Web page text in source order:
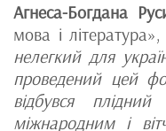
Агнеса-Богдана
мова і
нелегкий для
проведений цей
відбувся
міжнародним і